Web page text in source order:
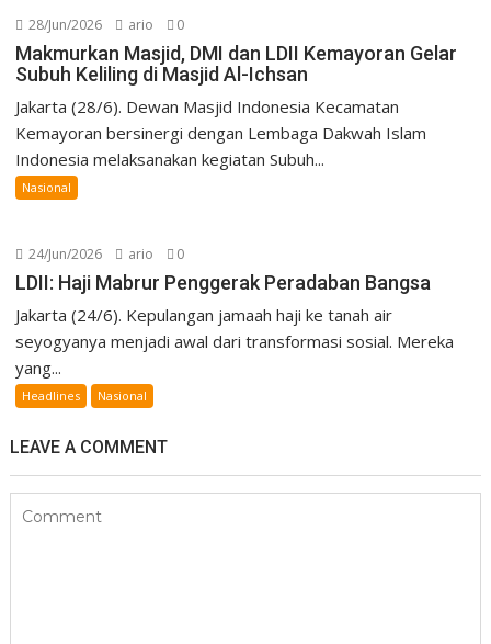
28/Jun/2026 ario 0
Makmurkan Masjid, DMI dan LDII Kemayoran Gelar
Subuh Keliling di Masjid Al-Ichsan
Jakarta (28/6). Dewan Masjid Indonesia Kecamatan
Kemayoran bersinergi dengan Lembaga Dakwah Islam
Indonesia melaksanakan kegiatan Subuh...
Nasional
24/Jun/2026 ario 0
LDII: Haji Mabrur Penggerak Peradaban Bangsa
Jakarta (24/6). Kepulangan jamaah haji ke tanah air
seyogyanya menjadi awal dari transformasi sosial. Mereka
yang...
Headlines Nasional
LEAVE A COMMENT